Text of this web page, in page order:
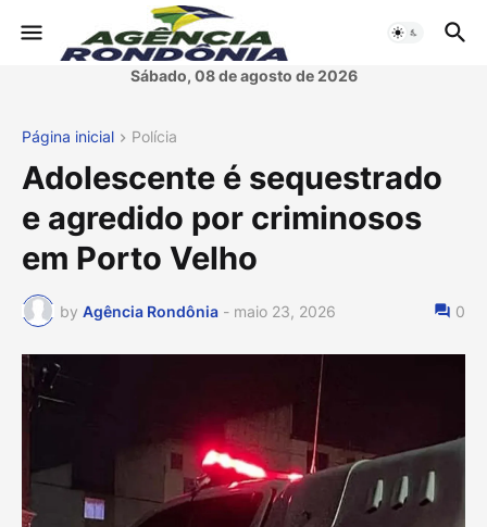
Sábado, 08 de agosto de 2026
Página inicial Polícia
Adolescente é sequestrado
e agredido por criminosos
em Porto Velho
by Agência Rondônia - maio 23, 2026 0